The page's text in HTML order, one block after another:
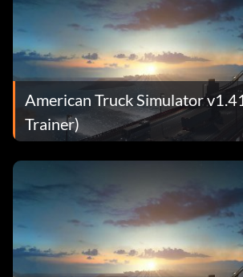
American Truck Simulator
Trainer)